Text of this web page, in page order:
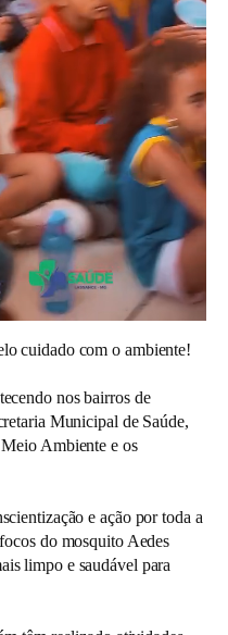
cuidado com o ambiente!
nos bairros de
Municipal de Saúde,
Ambiente e os
e ação por toda a
do mosquito Aedes
limpo e saudável para